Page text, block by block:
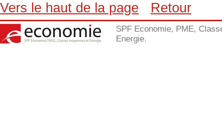
Vers le haut de la page Retour
SPF Economie, PME,
Energie.